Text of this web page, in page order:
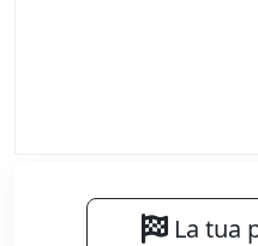
La tua